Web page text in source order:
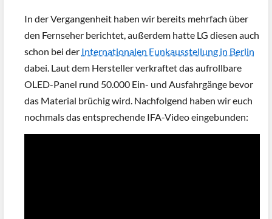
In der Vergangenheit haben wir bereits mehrfach über
den Fernseher berichtet, außerdem hatte LG diesen auch
schon bei der Internationalen Funkausstellung in Berlin
dabei. Laut dem Hersteller verkraftet das aufrollbare
OLED-Panel rund 50.000 Ein- und Ausfahrgänge bevor
das Material brüchig wird. Nachfolgend haben wir euch
nochmals das entsprechende IFA-Video eingebunden: